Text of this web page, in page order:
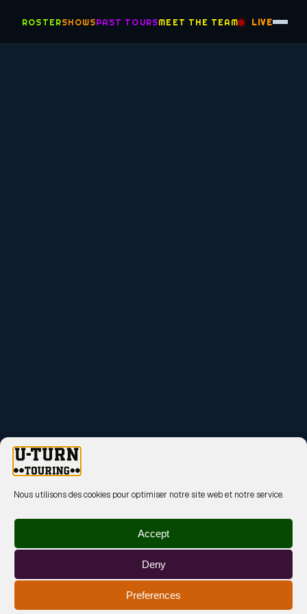
Nous utilisons des cookies pour optimiser notre site web et notre service.
Accept
Deny
Preferences
ROSTERSHOWSPAST TOURSMEET THE TEAM LIVE